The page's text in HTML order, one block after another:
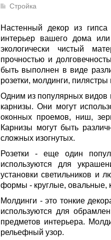
Стройка
Настенный декор из
интерьер вашего дома
экологически чистый
прочностью и
быть выполнен в виде
розетки, молдинги, пилястры
Одним из популярных видов
карнизы. Они могут
оконных проемов, ниш,
Карнизы могут быть
сложных изогнутых.
Розетки - еще один
используются для
установки светильников и
формы - круглые, овальные,
Молдинги - это тонкие
используются для
предметов интерьера.
рельефный узор.